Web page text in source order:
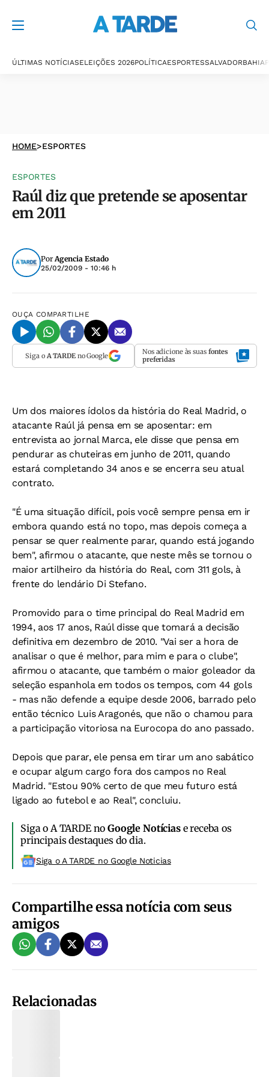
ÚLTIMAS NOTÍCIASELEIÇÕES 2026POLÍTICAESPORTESSALVADORBAHIA
HOME>ESPORTES
ESPORTES
Raúl diz que pretende se aposentar
em 2011
PorAgencia Estado
25/02/2009 - 10:46 h
OUÇA COMPARTILHE
Siga o A TARDEno Google Nos adicione às suas fontes
preferidas
Um dos maiores ídolos da história do Real Madrid, o
atacante Raúl já pensa em se aposentar: em
entrevista ao jornal Marca, ele disse que pensa em
pendurar as chuteiras em junho de 2011, quando
estará completando 34 anos e se encerra seu atual
contrato.
"É uma situação difícil, pois você sempre pensa em ir
embora quando está no topo, mas depois começa a
pensar se quer realmente parar, quando está jogando
bem", afirmou o atacante, que neste mês se tornou o
maior artilheiro da história do Real, com 311 gols, à
frente do lendário Di Stefano.
Promovido para o time principal do Real Madrid em
1994, aos 17 anos, Raúl disse que tomará a decisão
definitiva em dezembro de 2010. "Vai ser a hora de
analisar o que é melhor, para mim e para o clube",
afirmou o atacante, que também o maior goleador da
seleção espanhola em todos os tempos, com 44 gols
- mas não defende a equipe desde 2006, barrado pelo
então técnico Luis Aragonés, que não o chamou para
a participação vitoriosa na Eurocopa do ano passado.
Depois que parar, ele pensa em tirar um ano sabático
e ocupar algum cargo fora dos campos no Real
Madrid. "Estou 90% certo de que meu futuro está
ligado ao futebol e ao Real", concluiu.
Siga o A TARDE noGoogle Notíciase receba os
principais destaques do dia.
Siga o A TARDE no Google Noticias
Compartilhe essa notícia com seus
amigos
Relacionadas